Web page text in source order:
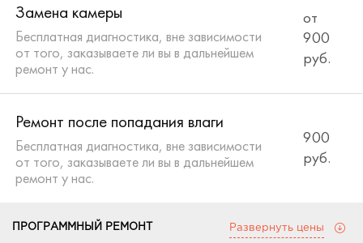
Замена камеры
Бесплатная диагностика, вне зависимости
от того, заказываете ли вы в дальнейшем
ремонт у нас.
от
900
руб.
Ремонт после попадания влаги
Бесплатная диагностика, вне зависимости
от того, заказываете ли вы в дальнейшем
ремонт у нас.
900
руб.
ПРОГРАММНЫЙ РЕМОНТ Развернуть цены